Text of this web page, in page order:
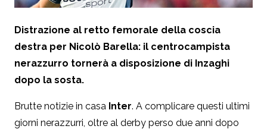
Distrazione al retto femorale della coscia
destra per Nicolò Barella: il centrocampista
nerazzurro tornerà a disposizione di Inzaghi
dopo la sosta.
Brutte notizie in casa Inter. A complicare questi ultimi
giorni nerazzurri, oltre al derby perso due anni dopo